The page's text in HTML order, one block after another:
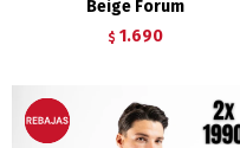
Beige Forum
$ 1.690